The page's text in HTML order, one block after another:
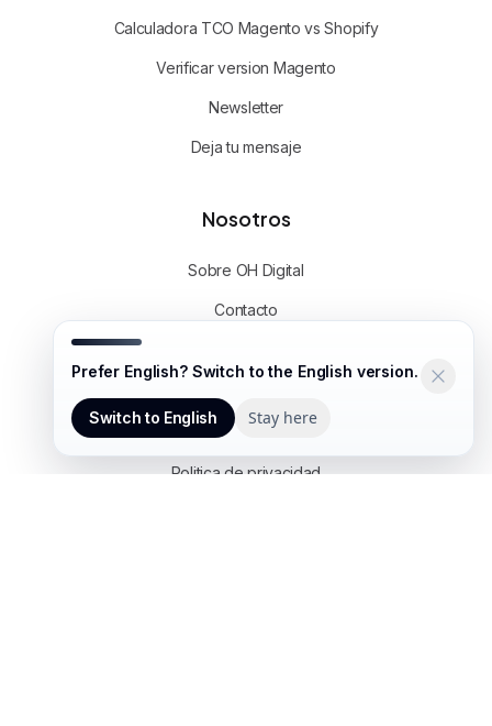
Calculadora TCO Magento vs Shopify
Verificar version Magento
Newsletter
Deja tu mensaje
Nosotros
Sobre OH Digital
Contacto
Links útiles
Politica de privacidad
Prefer English? Switch to the English version.
Switch to English Stay here